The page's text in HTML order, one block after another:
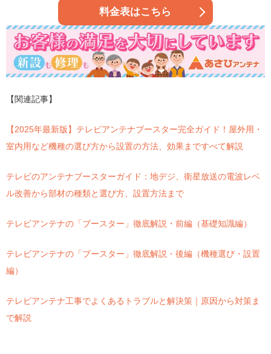
料金表はこちら
【関連記事】
【2025年最新版】テレビアンテナブースター完全ガイド！屋外用・
室内用など機種の選び方から設置の方法、効果まですべて解説
テレビのアンテナブースターガイド：地デジ、衛星放送の電波レベ
ル改善から部材の種類と選び方、設置方法まで
テレビアンテナの「ブースター」徹底解説・前編（基礎知識編）
テレビアンテナの「ブースター」徹底解説・後編（機種選び・設置
編）
テレビアンテナ工事でよくあるトラブルと解決策｜原因から対策ま
で解説